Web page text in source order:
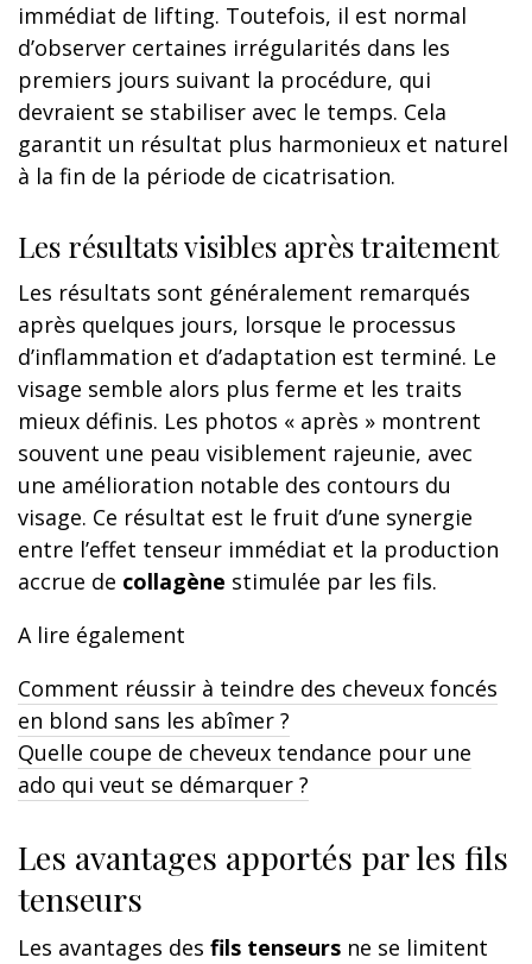
immédiat de lifting. Toutefois, il est normal
d’observer certaines irrégularités dans les
premiers jours suivant la procédure, qui
devraient se stabiliser avec le temps. Cela
garantit un résultat plus harmonieux et naturel
à la fin de la période de cicatrisation.
Les résultats visibles après traitement
Les résultats sont généralement remarqués
après quelques jours, lorsque le processus
d’inflammation et d’adaptation est terminé. Le
visage semble alors plus ferme et les traits
mieux définis. Les photos « après » montrent
souvent une peau visiblement rajeunie, avec
une amélioration notable des contours du
visage. Ce résultat est le fruit d’une synergie
entre l’effet tenseur immédiat et la production
accrue de collagène stimulée par les fils.
A lire également
Comment réussir à teindre des cheveux foncés
en blond sans les abîmer ?
Quelle coupe de cheveux tendance pour une
ado qui veut se démarquer ?
Les avantages apportés par les fils
tenseurs
Les avantages des fils tenseurs ne se limitent